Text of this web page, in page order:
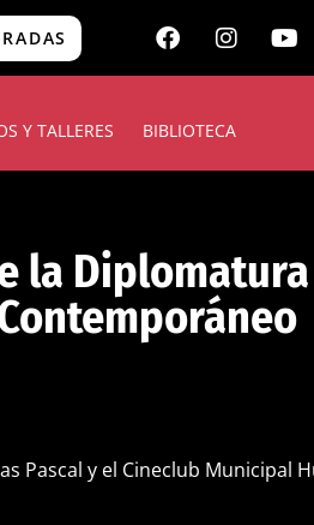
Y TALLERES BIBLIOTECA
la Diplomatura
Pascal y el Cineclub Municipal